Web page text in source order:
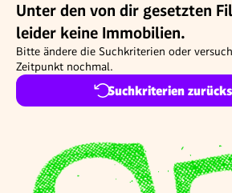
Unter den von dir gesetzten
leider keine Immobilien.
Bitte ändere die Suchkriterien oder
Zeitpunkt nochmal.
Suchkriterien